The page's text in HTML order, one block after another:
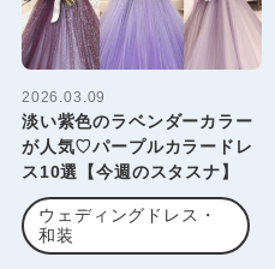
2026.03.09
淡い紫色のラベンダーカラー
が人気♡パープルカラードレ
ス10選【今週のスタスナ】
ウェディングドレス・
和装